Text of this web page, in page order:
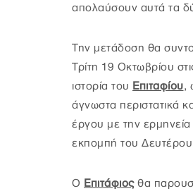
απολαύσουν αυτά τα
Την μετάδοση θα
Τρίτη 19 Οκτωβρίου
ιστορία του Επιταφίου,
άγνωστα περιστατικά
έργου με την ερμηνεία
εκπομπή του Δευτέρου
Ο Επιτάφιοςθα